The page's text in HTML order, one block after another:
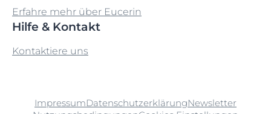
Erfahre mehr über Eucerin
Hilfe & Kontakt
Kontaktiere uns
ImpressumDatenschutzerklärungNewsletter